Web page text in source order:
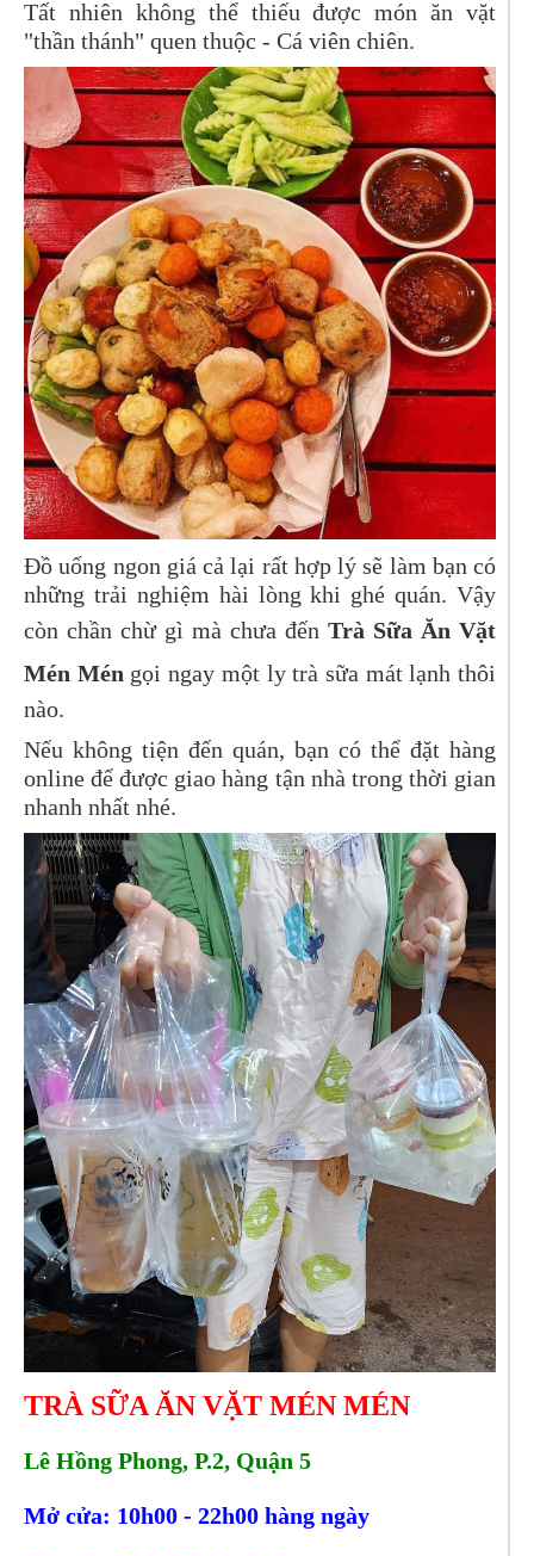
Tất nhiên không thể thiếu được món ăn vặt
"thần thánh" quen thuộc - Cá viên chiên.
Đồ uống ngon giá cả lại rất hợp lý sẽ làm bạn có
những trải nghiệm hài lòng khi ghé quán. Vậy
còn chần chừ gì mà chưa đến Trà Sữa Ăn Vặt
Mén Mén gọi ngay một ly trà sữa mát lạnh thôi
nào.
Nếu không tiện đến quán, bạn có thể đặt hàng
online để được giao hàng tận nhà trong thời gian
nhanh nhất nhé.
TRÀ SỮA ĂN VẶT MÉN MÉN
Lê Hồng Phong, P.2, Quận 5
Mở cửa: 10h00 - 22h00 hàng ngày